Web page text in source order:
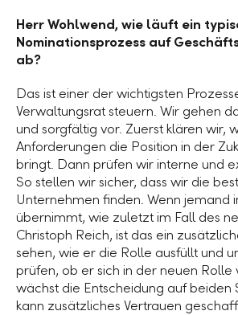
Herr Wohlwend, wie läuft ein
Nominationsprozess auf
ab?
Das ist einer der wichtigsten
Verwaltungsrat steuern. Wir gehen
und sorgfältig vor. Zuerst klären wir,
Anforderungen die Position in der
bringt. Dann prüfen wir interne und
So stellen wir sicher, dass wir die
Unternehmen finden. Wenn jemand
übernimmt, wie zuletzt im Fall des
Christoph Reich, ist das ein
sehen, wie er die Rolle ausfüllt und
prüfen, ob er sich in der neuen Rolle
wächst die Entscheidung auf beiden
kann zusätzliches Vertrauen